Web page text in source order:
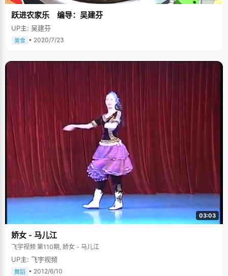
跃进农家乐 编导：吴建芬
UP主: 吴建芬
美食 • 2020/7/23
03:03
娇女 - 马儿江
飞宇视频 第110期, 娇女 - 马儿江
UP主: 飞宇视频
舞蹈 • 2012/6/10